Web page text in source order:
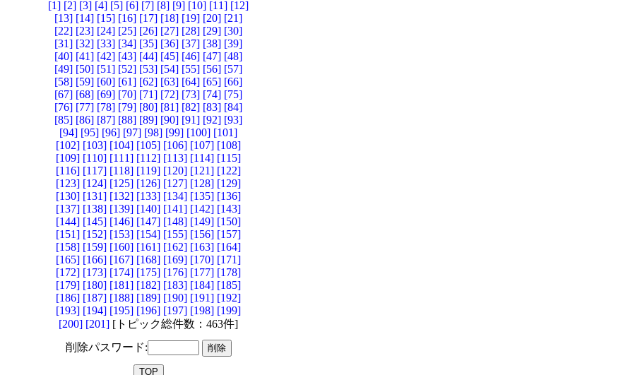
[1] [2] [3] [4] [5] [6] [7] [8] [9] [10] [11] [12]
[13] [14] [15] [16] [17] [18] [19] [20] [21]
[22] [23] [24] [25] [26] [27] [28] [29] [30]
[31] [32] [33] [34] [35] [36] [37] [38] [39]
[40] [41] [42] [43] [44] [45] [46] [47] [48]
[49] [50] [51] [52] [53] [54] [55] [56] [57]
[58] [59] [60] [61] [62] [63] [64] [65] [66]
[67] [68] [69] [70] [71] [72] [73] [74] [75]
[76] [77] [78] [79] [80] [81] [82] [83] [84]
[85] [86] [87] [88] [89] [90] [91] [92] [93]
[94] [95] [96] [97] [98] [99] [100] [101]
[102] [103] [104] [105] [106] [107] [108]
[109] [110] [111] [112] [113] [114] [115]
[116] [117] [118] [119] [120] [121] [122]
[123] [124] [125] [126] [127] [128] [129]
[130] [131] [132] [133] [134] [135] [136]
[137] [138] [139] [140] [141] [142] [143]
[144] [145] [146] [147] [148] [149] [150]
[151] [152] [153] [154] [155] [156] [157]
[158] [159] [160] [161] [162] [163] [164]
[165] [166] [167] [168] [169] [170] [171]
[172] [173] [174] [175] [176] [177] [178]
[179] [180] [181] [182] [183] [184] [185]
[186] [187] [188] [189] [190] [191] [192]
[193] [194] [195] [196] [197] [198] [199]
[200] [201] [トピック総件数：463件]
削除パスワード: